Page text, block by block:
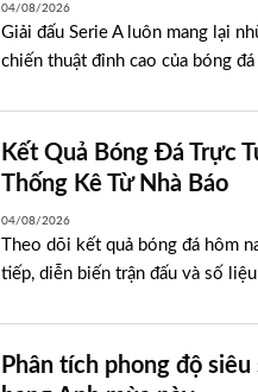
04/08/2026
Giải đấu Serie A luôn mang lại
chiến thuật đỉnh cao của bóng
Kết Quả Bóng Đá Trực
Thống Kê Từ Nhà Báo
04/08/2026
Theo dõi kết quả bóng đá hôm
tiếp, diễn biến trận đấu và số
Phân tích phong độ